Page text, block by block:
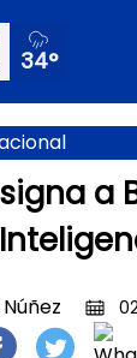
34°
a